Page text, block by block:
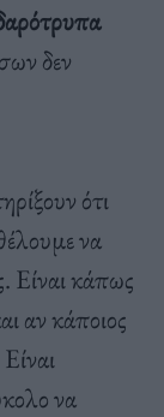
δεν
ότι
να
Είναι κάπως
αν κάποιος
να